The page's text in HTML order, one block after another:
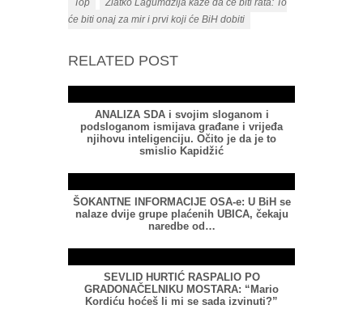
Top
Zlatko Lagumdžija kaže da će biti rata: To
će biti onaj za mir i prvi koji će BiH dobiti
RELATED POST
ANALIZA SDA i svojim sloganom i
podsloganom ismijava građane i vrijeđa
njihovu inteligenciju. Očito je da je to
smislio Kapidžić
ŠOKANTNE INFORMACIJE OSA-e: U BiH se
nalaze dvije grupe plaćenih UBICA, čekaju
naredbe od…
SEVLID HURTIĆ RASPALIO PO
GRADONAČELNIKU MOSTARA: “Mario
Kordiću hoćeš li mi se sada izvinuti?”